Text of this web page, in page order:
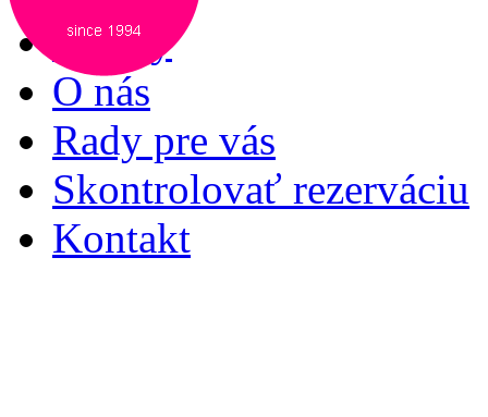
Služby
O nás
Rady pre vás
Skontrolovať rezerváciu
Kontakt